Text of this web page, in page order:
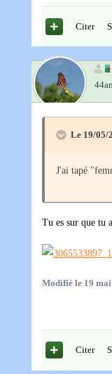
Citer
Le 19/05/
J'ai tapé
Tu es sur que tu
Modifié le 19
Citer